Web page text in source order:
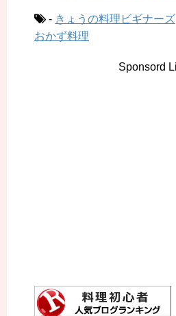
- きょうの料理ビギナーズ
おかず料理
Sponsord